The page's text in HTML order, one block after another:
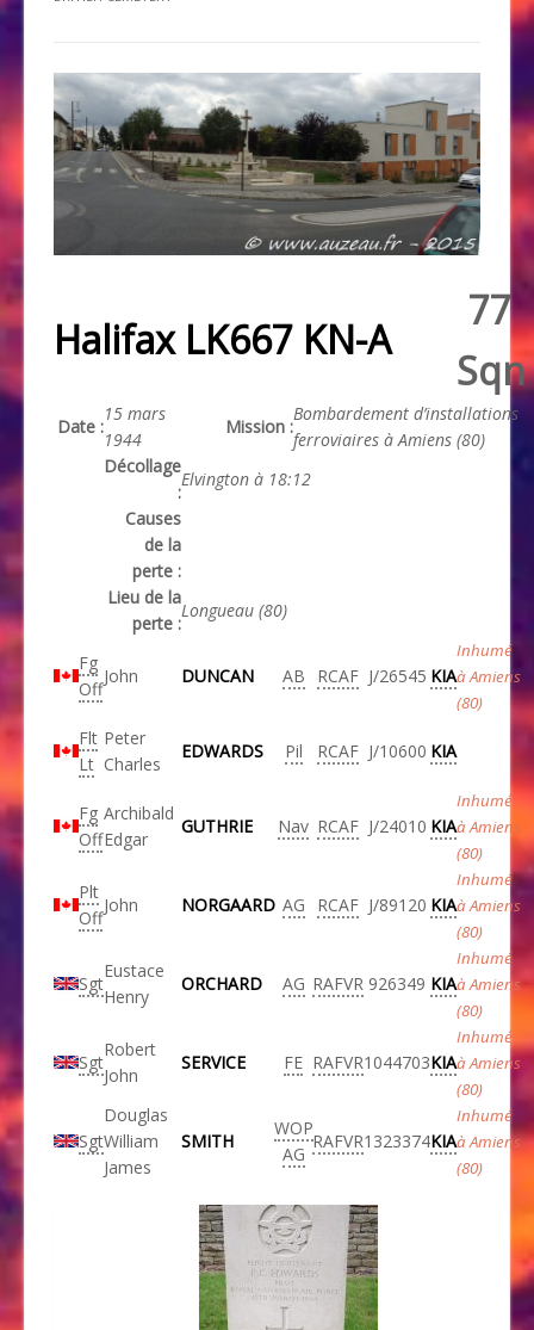
Halifax LK667 KN-A
77
Sqn
Date :
15 mars
1944
Mission :
Bombardement d’installations
ferroviaires à Amiens (80)
Décollage
:
Elvington à 18:12
Causes
de la
perte :
Lieu de la
perte :
Longueau (80)
Fg
Off
John DUNCAN AB RCAF J/26545 KIA
Inhumé
à Amiens
(80)
Flt
Lt
Peter
Charles
EDWARDS Pil RCAF J/10600 KIA
Fg
Off
Archibald
Edgar
GUTHRIE Nav RCAF J/24010 KIA
Inhumé
à Amiens
(80)
Plt
Off
John NORGAARD AG RCAF J/89120 KIA
Inhumé
à Amiens
(80)
Sgt
Eustace
Henry
ORCHARD AG RAFVR 926349 KIA
Inhumé
à Amiens
(80)
Sgt
Robert
John
SERVICE FE RAFVR1044703KIA
Inhumé
à Amiens
(80)
Sgt
Douglas
William
James
SMITH
WOP
AG
RAFVR1323374KIA
Inhumé
à Amiens
(80)